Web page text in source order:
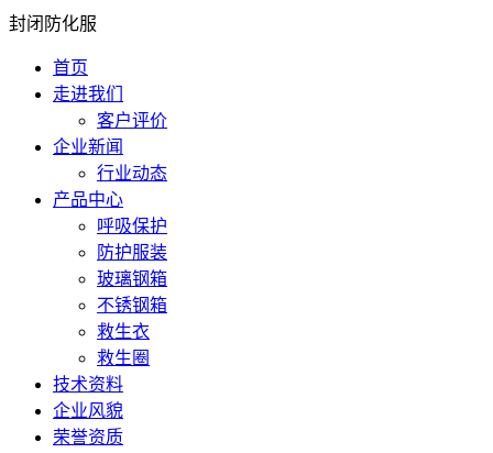
封闭防化服
首页
走进我们
客户评价
企业新闻
行业动态
产品中心
呼吸保护
防护服装
玻璃钢箱
不锈钢箱
救生衣
救生圈
技术资料
企业风貌
荣誉资质